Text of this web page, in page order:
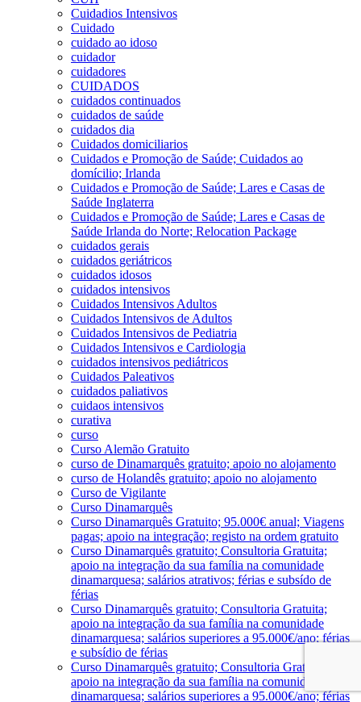
Cuidadios Intensivos
Cuidado
cuidado ao idoso
cuidador
cuidadores
CUIDADOS
cuidados continuados
cuidados de saúde
cuidados dia
Cuidados domiciliarios
Cuidados e Promoção de Saúde; Cuidados ao
domícilio; Irlanda
Cuidados e Promoção de Saúde; Lares e Casas de
Saúde Inglaterra
Cuidados e Promoção de Saúde; Lares e Casas de
Saúde Irlanda do Norte; Relocation Package
cuidados gerais
cuidados geriátricos
cuidados idosos
cuidados intensivos
Cuidados Intensivos Adultos
Cuidados Intensivos de Adultos
Cuidados Intensivos de Pediatria
Cuidados Intensivos e Cardiologia
cuidados intensivos pediátricos
Cuidados Paleativos
cuidados paliativos
cuidaos intensivos
curativa
curso
Curso Alemão Gratuito
curso de Dinamarquês gratuito; apoio no alojamento
curso de Holandês gratuito; apoio no alojamento
Curso de Vigilante
Curso Dinamarquês
Curso Dinamarquês Gratuito; 95.000€ anual; Viagens
pagas; apoio na integração; registo na ordem gratuito
Curso Dinamarquês gratuito; Consultoria Gratuita;
apoio na integração da sua família na comunidade
dinamarquesa; salários atrativos; férias e subsído de
férias
Curso Dinamarquês gratuito; Consultoria Gratuita;
apoio na integração da sua família na comunidade
dinamarquesa; salários superiores a 95.000€/ano; férias
e subsídio de férias
Curso Dinamarquês gratuito; Consultoria Gratuita;
apoio na integração da sua família na comunidade
dinamarquesa; salários superiores a 95.000€/ano; férias